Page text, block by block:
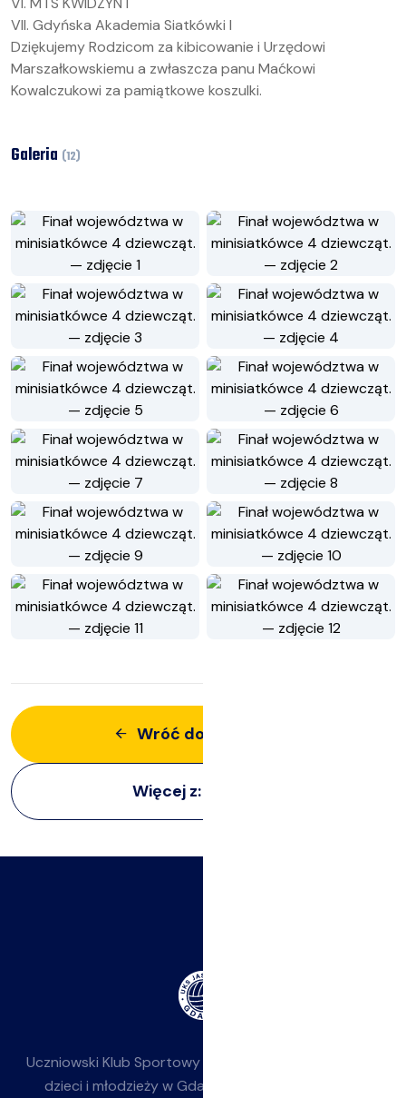
VII. Gdyńska Akademia Siatkówki I
Dziękujemy Rodzicom za kibicowanie i Urzędowi
Marszałkowskiemu a zwłaszcza panu Maćkowi
Kowalczukowi za pamiątkowe koszulki.
Galeria (12)
Wróć do aktualności
Więcej z:
Uczniowski Klub Sportowy
dzieci i młodzieży w Gdańsku-Jasieniu. Działamy